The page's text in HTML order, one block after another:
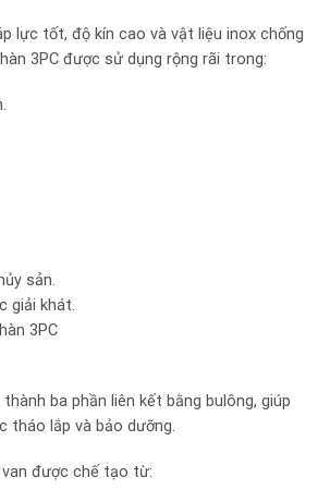
lực tốt, độ kín cao và vật liệu inox chống
3PC được sử dụng rộng rãi trong:
sản.
giải khát.
3PC
ba phần liên kết bằng bulông, giúp
tháo lắp và bảo dưỡng.
được chế tạo từ: